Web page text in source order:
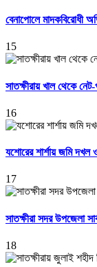
বেনাপোলে মাদকবিরোধী
15
সাতক্ষীরায় খাল থেকে
16
যশোরের শার্শায় জমি দখল
17
সাতক্ষীরা সদর উপজেলা
18